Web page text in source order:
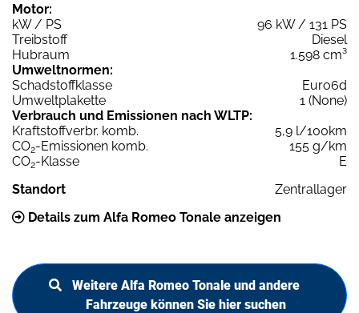
Motor:
kW / PS
96 kW / 131 PS
Treibstoff
Diesel
Hubraum
1.598 cm³
Umweltnormen:
Schadstoffklasse
Euro6d
Umweltplakette
1 (None)
Verbrauch und Emissionen nach WLTP:
Kraftstoffverbr. komb.
5,9 l/100km
CO2-Emissionen komb.
155 g/km
CO2-Klasse
E
Standort
Zentrallager
Details zum Alfa Romeo Tonale anzeigen
Weitere Alfa Romeo Tonale und andere
Fahrzeuge können Sie hier suchen